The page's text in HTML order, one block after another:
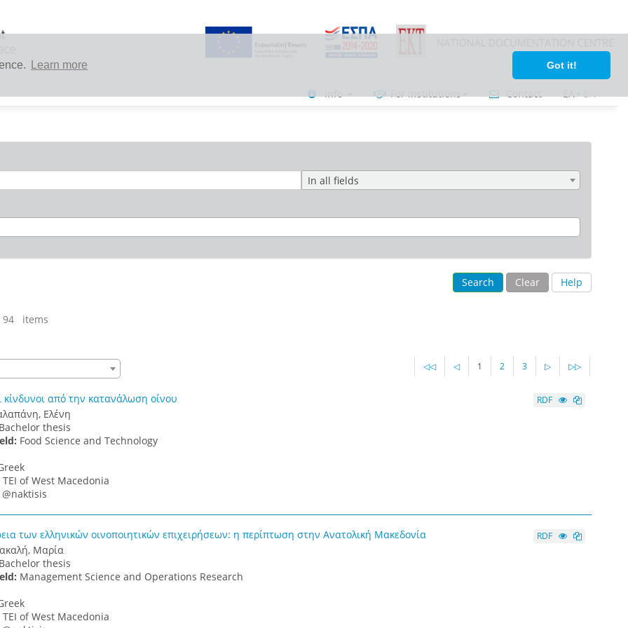
Learn more Got it!
Info For institutions Contact ΕΛ•ΕΝ
In all fields
Search Clear Help
items
◁◁ ◁ 1 2 3 ▷ ▷▷
κίνδυνοι από την κατανάλωση οίνου
Ελένη
Bachelor thesis
Food Science and Technology
TEI of West Macedonia
@naktisis
RDF
των ελληνικών οινοποιητικών επιχειρήσεων: η περίπτωση στην Ανατολική Μακεδονία
Μαρία
Bachelor thesis
Management Science and Operations Research
TEI of West Macedonia
RDF